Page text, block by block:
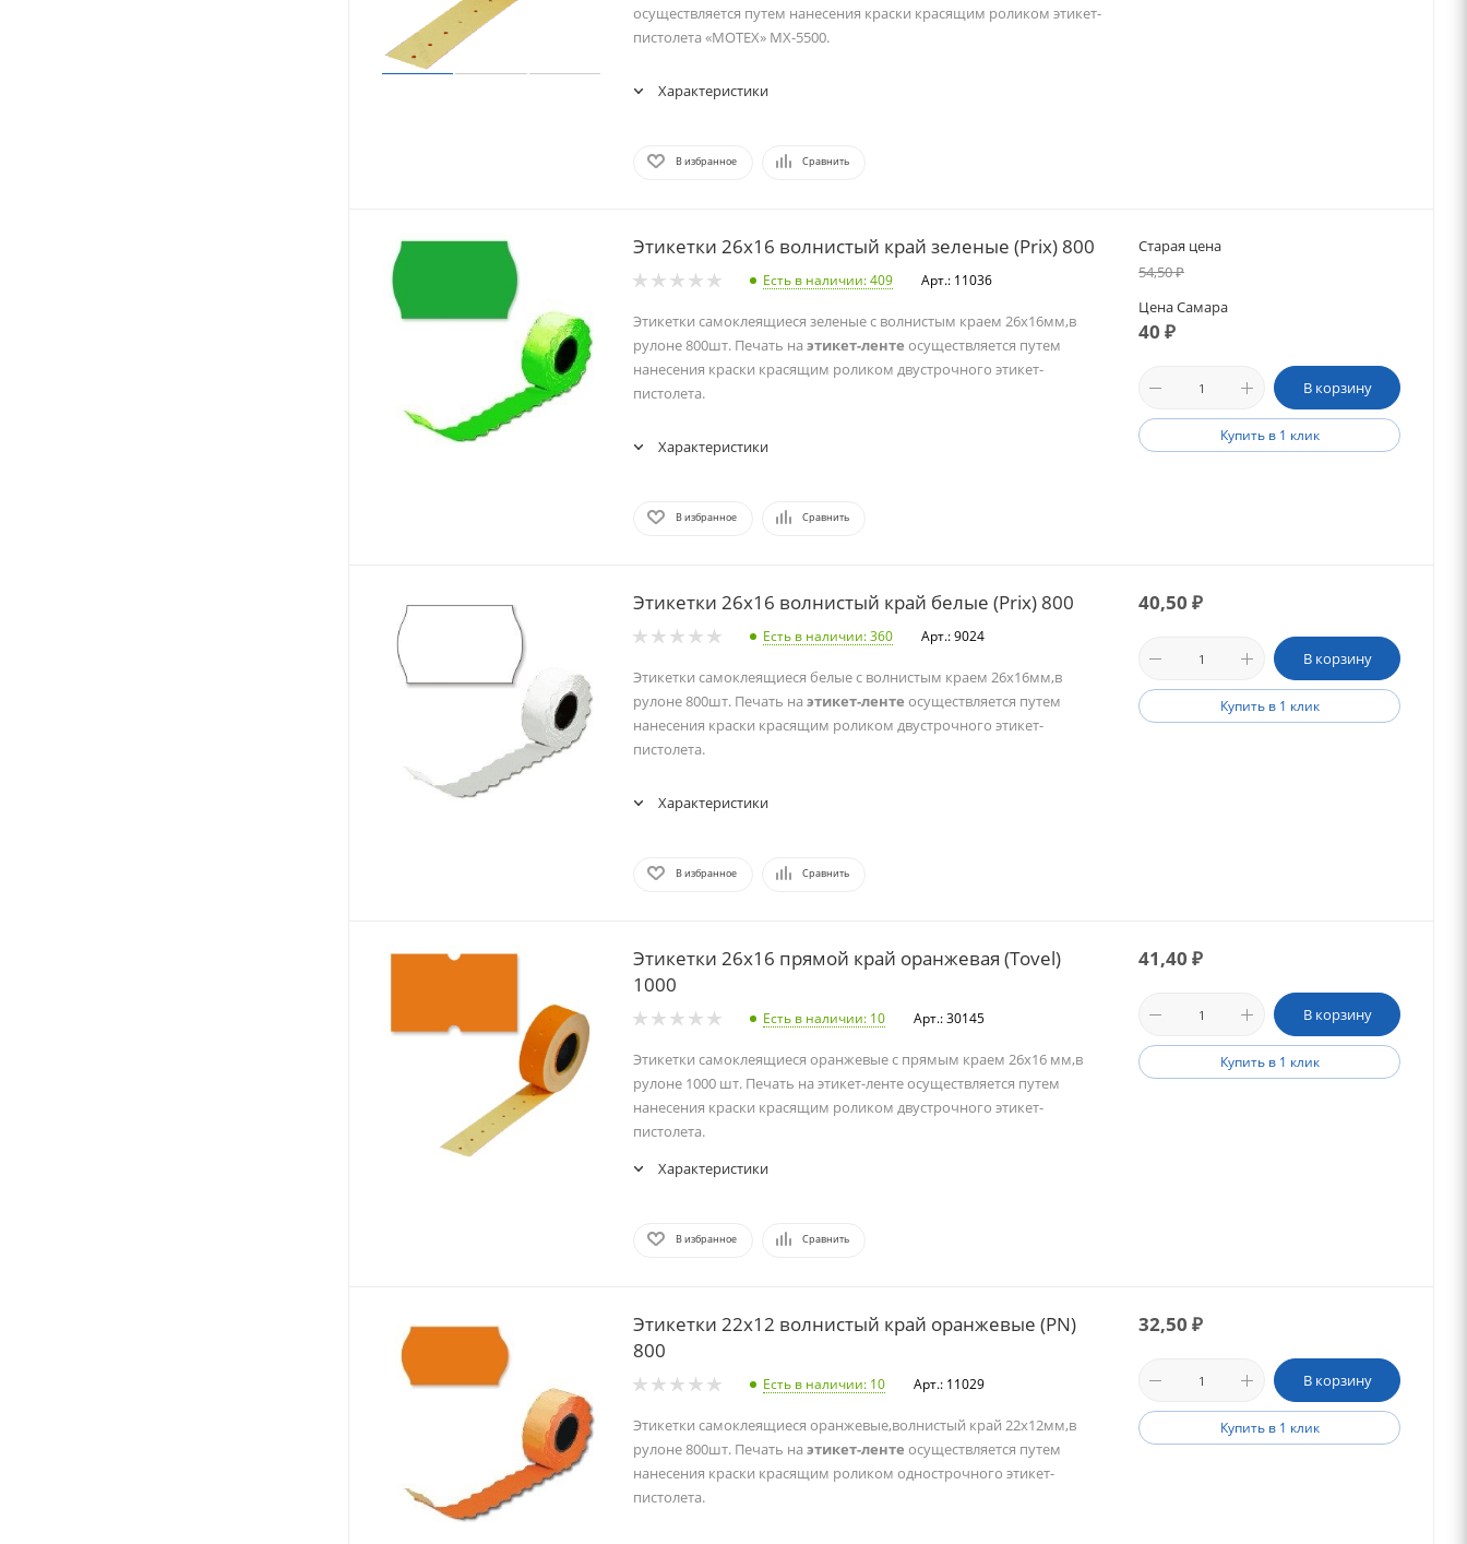
осуществляется путем нанесения краски красящим роликом этикет-
пистолета «MOTEX» МХ-5500.
Характеристики
В избранное Сравнить
Этикетки 26х16 волнистый край зеленые (Prix) 800
Есть в наличии: 409 Арт.: 11036
Этикетки самоклеящиеся зеленые с волнистым краем 26х16мм,в
рулоне 800шт. Печать на этикет-ленте осуществляется путем
нанесения краски красящим роликом двустрочного этикет-
пистолета.
Характеристики
В избранное Сравнить
Старая цена
54,50₽
Цена Самара
40 ₽
В корзину
Купить в 1 клик
Этикетки 26х16 волнистый край белые (Prix) 800
Есть в наличии: 360 Арт.: 9024
Этикетки самоклеящиеся белые с волнистым краем 26х16мм,в
рулоне 800шт. Печать на этикет-ленте осуществляется путем
нанесения краски красящим роликом двустрочного этикет-
пистолета.
Характеристики
В избранное Сравнить
40,50 ₽
В корзину
Купить в 1 клик
Этикетки 26х16 прямой край оранжевая (Tovel)
1000
Есть в наличии: 10 Арт.: 30145
Этикетки самоклеящиеся оранжевые с прямым краем 26х16 мм,в
рулоне 1000 шт. Печать на этикет-ленте осуществляется путем
нанесения краски красящим роликом двустрочного этикет-
пистолета.
Характеристики
В избранное Сравнить
41,40 ₽
В корзину
Купить в 1 клик
Этикетки 22х12 волнистый край оранжевые (PN)
800
Есть в наличии: 10 Арт.: 11029
Этикетки самоклеящиеся оранжевые,волнистый край 22х12мм,в
рулоне 800шт. Печать на этикет-ленте осуществляется путем
нанесения краски красящим роликом однострочного этикет-
пистолета.
32,50 ₽
В корзину
Купить в 1 клик